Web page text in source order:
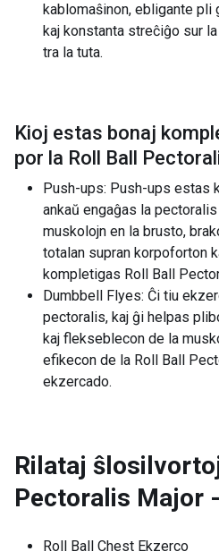
kablomaŝinon, ebligante pli
kaj konstanta streĉiĝo sur
tra la tuta.
Kioj estas bonaj
por la Roll Ball
Push-ups: Push-ups estas
ankaŭ engaĝas la
muskolojn en la brusto,
totalan supran korpoforton
kompletigas Roll Ball
Dumbbell Flyes: Ĉi tiu
pectoralis, kaj ĝi helpas
kaj flekseblecon de la
efikecon de la Roll Ball
ekzercado.
Rilataj
Pectoralis Major
Roll Ball Chest Ekzerco